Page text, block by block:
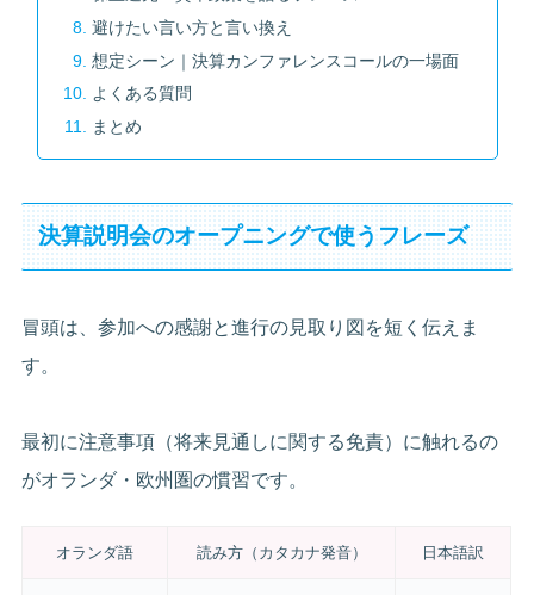
避けたい言い方と言い換え
想定シーン｜決算カンファレンスコールの一場面
よくある質問
まとめ
決算説明会のオープニングで使うフレーズ
冒頭は、参加への感謝と進行の見取り図を短く伝えま
す。
最初に注意事項（将来見通しに関する免責）に触れるの
がオランダ・欧州圏の慣習です。
オランダ語 読み方（カタカナ発音） 日本語訳